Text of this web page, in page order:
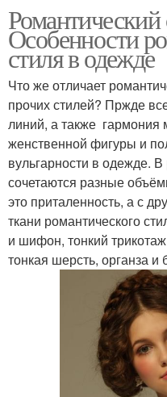
Романтический
Особенности
стиля в одежде
Что же отличает
прочих стилей? Пржде
линий, а также гармония
женственной фигуры и
вульгарности в одежде.
сочетаются разные
это приталенность, а с
ткани романтического
и шифон, тонкий
тонкая шерсть, органза и